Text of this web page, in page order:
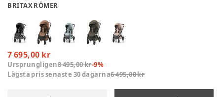
BRITAX RÖMER
7 695,00 kr
Ursprungligen8 495,00 kr-9%
Lägsta pris senaste 30 dagarna6 495,00 kr